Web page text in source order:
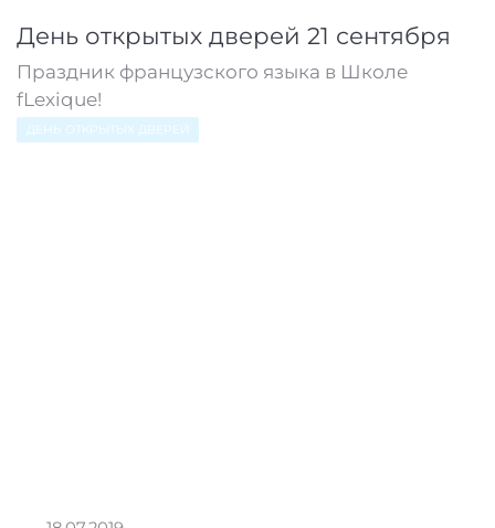
День открытых дверей 21 сентября
Праздник французского языка в Школе
fLexique!
ДЕНЬ ОТКРЫТЫХ ДВЕРЕЙ